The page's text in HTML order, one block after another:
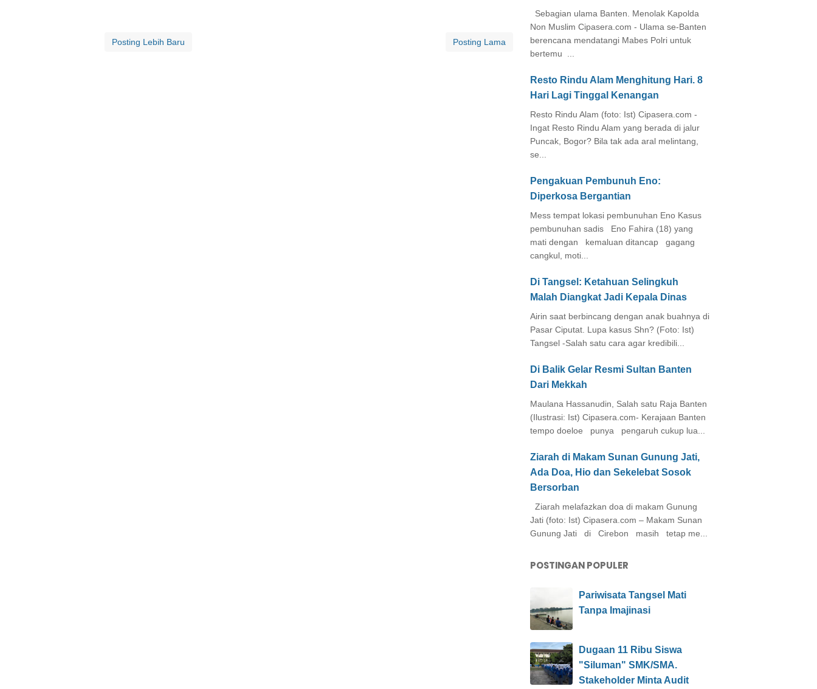
Posting Lebih Baru Posting Lama
Sebagian ulama Banten. Menolak Kapolda
Non Muslim Cipasera.com - Ulama se-Banten
berencana mendatangi Mabes Polri untuk
bertemu ...
Resto Rindu Alam Menghitung Hari. 8
Hari Lagi Tinggal Kenangan
Resto Rindu Alam (foto: Ist) Cipasera.com -
Ingat Resto Rindu Alam yang berada di jalur
Puncak, Bogor? Bila tak ada aral melintang,
se...
Pengakuan Pembunuh Eno:
Diperkosa Bergantian
Mess tempat lokasi pembunuhan Eno Kasus
pembunuhan sadis Eno Fahira (18) yang
mati dengan kemaluan ditancap gagang
cangkul, moti...
Di Tangsel: Ketahuan Selingkuh
Malah Diangkat Jadi Kepala Dinas
Airin saat berbincang dengan anak buahnya di
Pasar Ciputat. Lupa kasus Shn? (Foto: Ist)
Tangsel -Salah satu cara agar kredibili...
Di Balik Gelar Resmi Sultan Banten
Dari Mekkah
Maulana Hassanudin, Salah satu Raja Banten
(Ilustrasi: Ist) Cipasera.com- Kerajaan Banten
tempo doeloe punya pengaruh cukup lua...
Ziarah di Makam Sunan Gunung Jati,
Ada Doa, Hio dan Sekelebat Sosok
Bersorban
Ziarah melafazkan doa di makam Gunung
Jati (foto: Ist) Cipasera.com – Makam Sunan
Gunung Jati di Cirebon masih tetap me...
POSTINGAN POPULER
Pariwisata Tangsel Mati
Tanpa Imajinasi
Dugaan 11 Ribu Siswa
"Siluman" SMK/SMA.
Stakeholder Minta Audit